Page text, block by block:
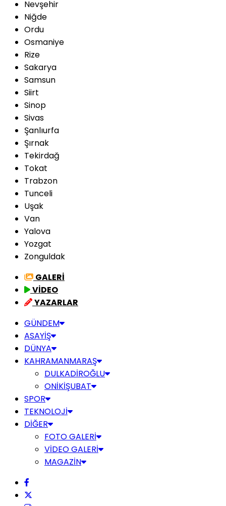
Nevşehir
Niğde
Ordu
Osmaniye
Rize
Sakarya
Samsun
Siirt
Sinop
Sivas
Şanlıurfa
Şırnak
Tekirdağ
Tokat
Trabzon
Tunceli
Uşak
Van
Yalova
Yozgat
Zonguldak
GALERİ
VİDEO
YAZARLAR
GÜNDEM
ASAYİŞ
DÜNYA
KAHRAMANMARAŞ
DULKADİROĞLU
ONİKİŞUBAT
SPOR
TEKNOLOJİ
DİĞER
FOTO GALERİ
VİDEO GALERİ
MAGAZİN